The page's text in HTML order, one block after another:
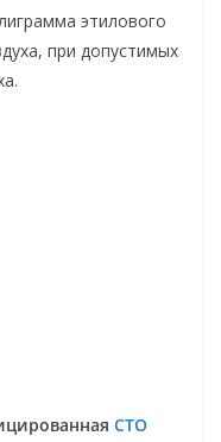
этилового
при допустимых
СТО